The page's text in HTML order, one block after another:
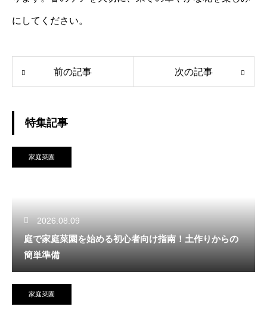
にしてください。
前の記事 次の記事
特集記事
家庭菜園
2026.08.09
庭で家庭菜園を始める初心者向け指南！土作りからの
簡単準備
家庭菜園